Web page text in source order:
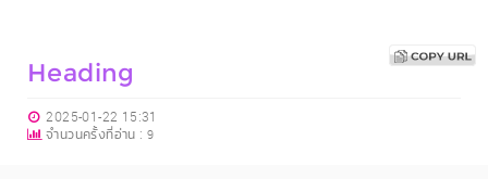
Heading
2025-01-22 15:31
จำนวนครั้งที่อ่าน : 9